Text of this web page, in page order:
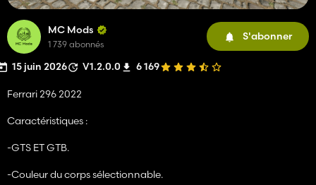
MC Mods
1 739 abonnés
S'abonner
15 juin 2026 V1.2.0.0 6 169
Ferrari 296 2022
Caractéristiques :
-GTS ET GTB.
-Couleur du corps sélectionnable.